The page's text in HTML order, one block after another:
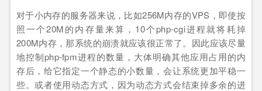
对于小内存的服务器来说，比如256M内存的VPS，即使按
照一个20M的内存量来算，10个php-cgi进程就将耗掉
200M内存，那系统的崩溃就应该很正常了。因此应该尽量
地控制php-fpm进程的数量，大体明确其他应用占用的内
存后，给它指定一个静态的小数量，会让系统更加平稳一
些。或者使用动态方式，因为动态方式会结束掉多余的进